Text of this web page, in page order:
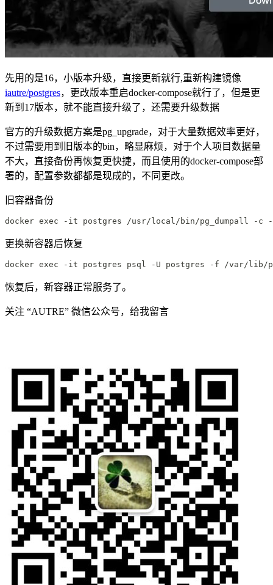
先用的是16，小版本升级，直接更新就行,重新构建镜像
iautre/postgres，更改版本重启docker-compose就行了，但是更
新到17版本，就不能直接升级了，还需要升级数据
官方的升级数据方案是pg_upgrade，对于大量数据效率更好，
不过需要用到旧版本的bin，略显麻烦，对于个人项目数据量
不大，直接备份再恢复更快捷，而且使用的docker-compose部
署的，配置参数都都是现成的，不同更改。
旧容器备份
docker exec -it postgres /usr/local/bin/pg_dumpall -c -U
更换新容器后恢复
docker exec -it postgres psql -U postgres -f /var/lib/
恢复后，新容器正常服务了。
关注 “AUTRE” 微信公众号，给我留言